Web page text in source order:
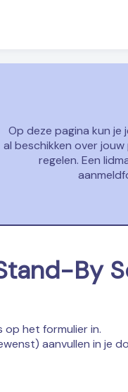
Op deze pagina kun je
al beschikken over
regelen. Een
By
op het formulier in.
aanvullen in je